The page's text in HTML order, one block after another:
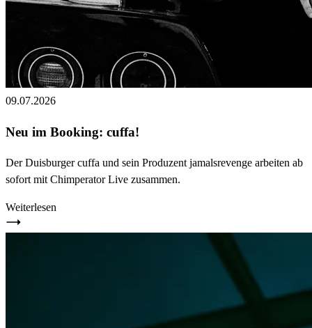
09.07.2026
Neu im Booking: cuffa!
Der Duisburger cuffa und sein Produzent jamalsrevenge arbeiten ab
sofort mit Chimperator Live zusammen.
Weiterlesen